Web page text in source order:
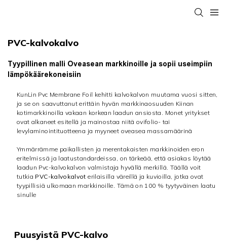
PVC-kalvokalvo
Tyypillinen malli Oveasean markkinoille ja sopii useimpiin
lämpökäärekoneisiin
KunLin Pvc Membrane Foil kehitti kalvokalvon muutama vuosi sitten,
ja se on saavuttanut erittäin hyvän markkinaosuuden Kiinan
kotimarkkinoilla vakaan korkean laadun ansiosta. Monet yritykset
ovat alkaneet esitellä ja mainostaa niitä ovifolio- tai
levylaminointituotteena ja myyneet oveasea massamäärinä
Ymmärrämme paikallisten ja merentakaisten markkinoiden eron
eritelmissä ja laatustandardeissa, on tärkeää, että asiakas löytää
laadun Pvc-kalvokalvon valmistaja hyvällä merkillä. Täällä voit
tutkia PVC-kalvokalvoterilaisilla väreillä ja kuvioilla, jotka ovat
tyypillisiä ulkomaan markkinoille. Tämä on 100 % tyytyväinen laatu
sinulle
Puusyistä PVC-kalvo